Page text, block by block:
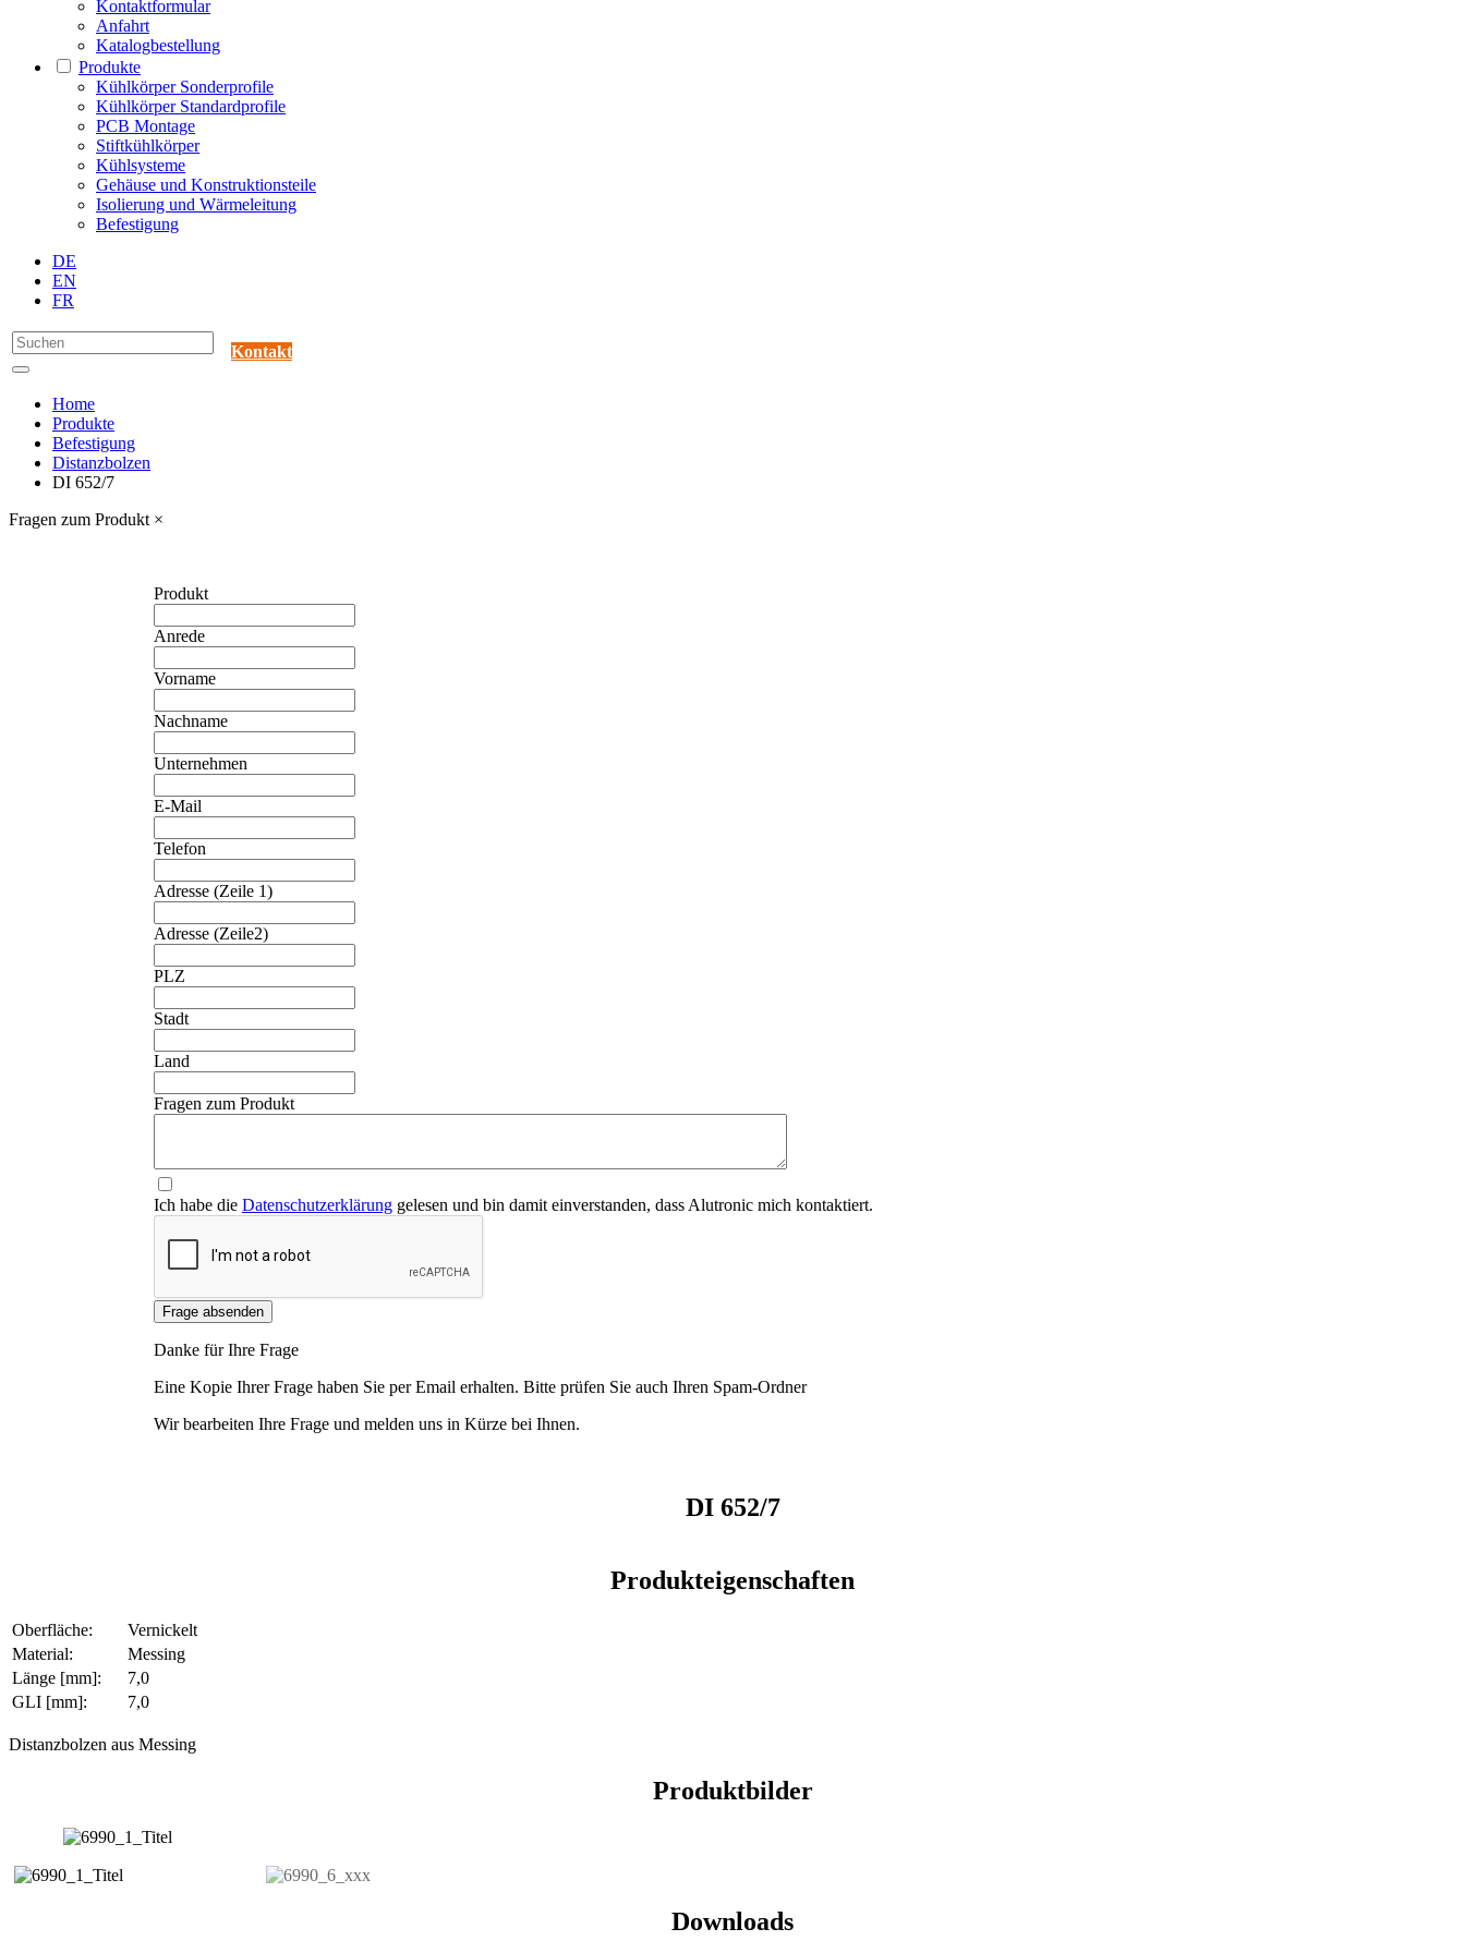
Kontaktformular
Anfahrt
Katalogbestellung
Produkte
Kühlkörper Sonderprofile
Kühlkörper Standardprofile
PCB Montage
Stiftkühlkörper
Kühlsysteme
Gehäuse und Konstruktionsteile
Isolierung und Wärmeleitung
Befestigung
DE
EN
FR
Kontakt
Home
Produkte
Befestigung
Distanzbolzen
DI 652/7
Fragen zum Produkt ×
Produkt
Anrede
Vorname
Nachname
Unternehmen
E-Mail
Telefon
Adresse (Zeile 1)
Adresse (Zeile2)
PLZ
Stadt
Land
Fragen zum Produkt
Ich habe die Datenschutzerklärunggelesen und bin damit einverstanden, dass Alutronic mich kontaktiert.
Frage absenden
Danke für Ihre Frage
Eine Kopie Ihrer Frage haben Sie per Email erhalten. Bitte prüfen Sie auch Ihren Spam-Ordner
Wir bearbeiten Ihre Frage und melden uns in Kürze bei Ihnen.
DI 652/7
Produkteigenschaften
Oberfläche:
Vernickelt
Material:
Messing
Länge [mm]:
7,0
GLI [mm]:
7,0
Distanzbolzen aus Messing
Produktbilder
Downloads